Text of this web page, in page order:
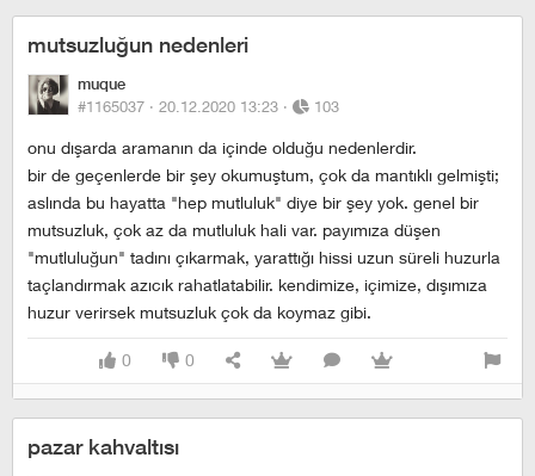
mutsuzluğun nedenleri
muque
#1165037 · 20.12.2020 13:23 · 103
onu dışarda aramanın da içinde olduğu nedenlerdir.
bir de geçenlerde bir şey okumuştum, çok da mantıklı gelmişti;
aslında bu hayatta "hep mutluluk" diye bir şey yok. genel bir
mutsuzluk, çok az da mutluluk hali var. payımıza düşen
"mutluluğun" tadını çıkarmak, yarattığı hissi uzun süreli huzurla
taçlandırmak azıcık rahatlatabilir. kendimize, içimize, dışımıza
huzur verirsek mutsuzluk çok da koymaz gibi.
0 0
pazar kahvaltısı